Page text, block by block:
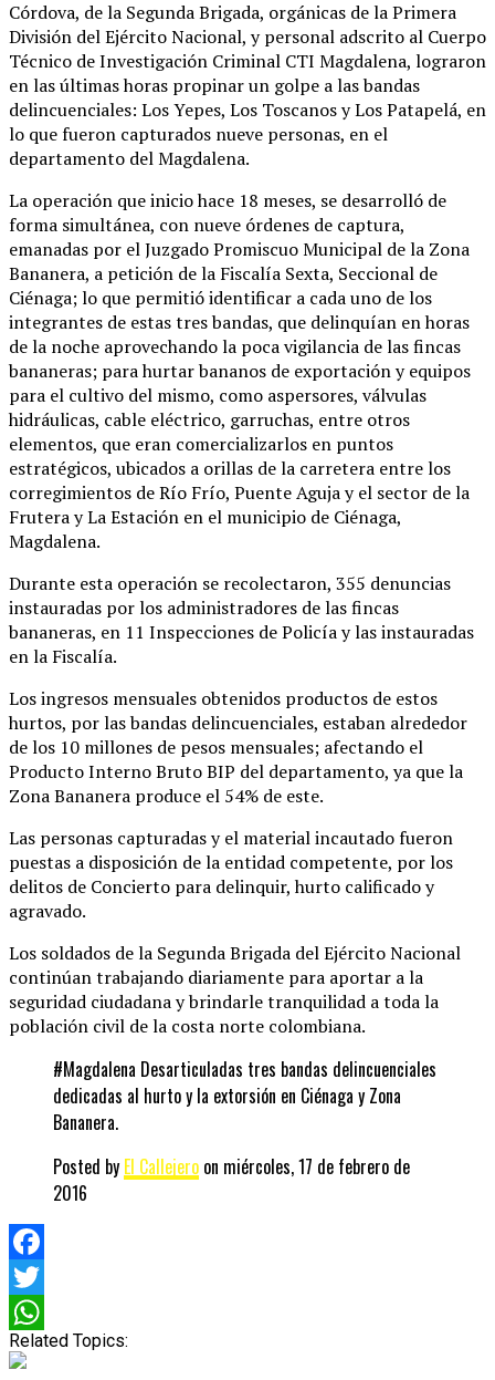
Córdova, de la Segunda Brigada, orgánicas de la Primera
División del Ejército Nacional, y personal adscrito al Cuerpo
Técnico de Investigación Criminal CTI Magdalena, lograron
en las últimas horas propinar un golpe a las bandas
delincuenciales: Los Yepes, Los Toscanos y Los Patapelá, en
lo que fueron capturados nueve personas, en el
departamento del Magdalena.
La operación que inicio hace 18 meses, se desarrolló de
forma simultánea, con nueve órdenes de captura,
emanadas por el Juzgado Promiscuo Municipal de la Zona
Bananera, a petición de la Fiscalía Sexta, Seccional de
Ciénaga; lo que permitió identificar a cada uno de los
integrantes de estas tres bandas, que delinquían en horas
de la noche aprovechando la poca vigilancia de las fincas
bananeras; para hurtar bananos de exportación y equipos
para el cultivo del mismo, como aspersores, válvulas
hidráulicas, cable eléctrico, garruchas, entre otros
elementos, que eran comercializarlos en puntos
estratégicos, ubicados a orillas de la carretera entre los
corregimientos de Río Frío, Puente Aguja y el sector de la
Frutera y La Estación en el municipio de Ciénaga,
Magdalena.
Durante esta operación se recolectaron, 355 denuncias
instauradas por los administradores de las fincas
bananeras, en 11 Inspecciones de Policía y las instauradas
en la Fiscalía.
Los ingresos mensuales obtenidos productos de estos
hurtos, por las bandas delincuenciales, estaban alrededor
de los 10 millones de pesos mensuales; afectando el
Producto Interno Bruto BIP del departamento, ya que la
Zona Bananera produce el 54% de este.
Las personas capturadas y el material incautado fueron
puestas a disposición de la entidad competente, por los
delitos de Concierto para delinquir, hurto calificado y
agravado.
Los soldados de la Segunda Brigada del Ejército Nacional
continúan trabajando diariamente para aportar a la
seguridad ciudadana y brindarle tranquilidad a toda la
población civil de la costa norte colombiana.
#Magdalena Desarticuladas tres bandas delincuenciales
dedicadas al hurto y la extorsión en Ciénaga y Zona
Bananera.
Posted by El Callejero on miércoles, 17 de febrero de
2016
Facebook
Twitter
WhatsApp
Related Topics: